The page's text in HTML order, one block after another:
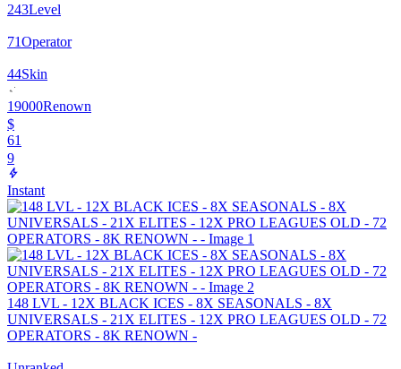
243Level
71Operator
44Skin
19000Renown
$
61
9
Instant
148 LVL - 12X BLACK ICES - 8X SEASONALS - 8X
UNIVERSALS - 21X ELITES - 12X PRO LEAGUES OLD - 72
OPERATORS - 8K RENOWN -